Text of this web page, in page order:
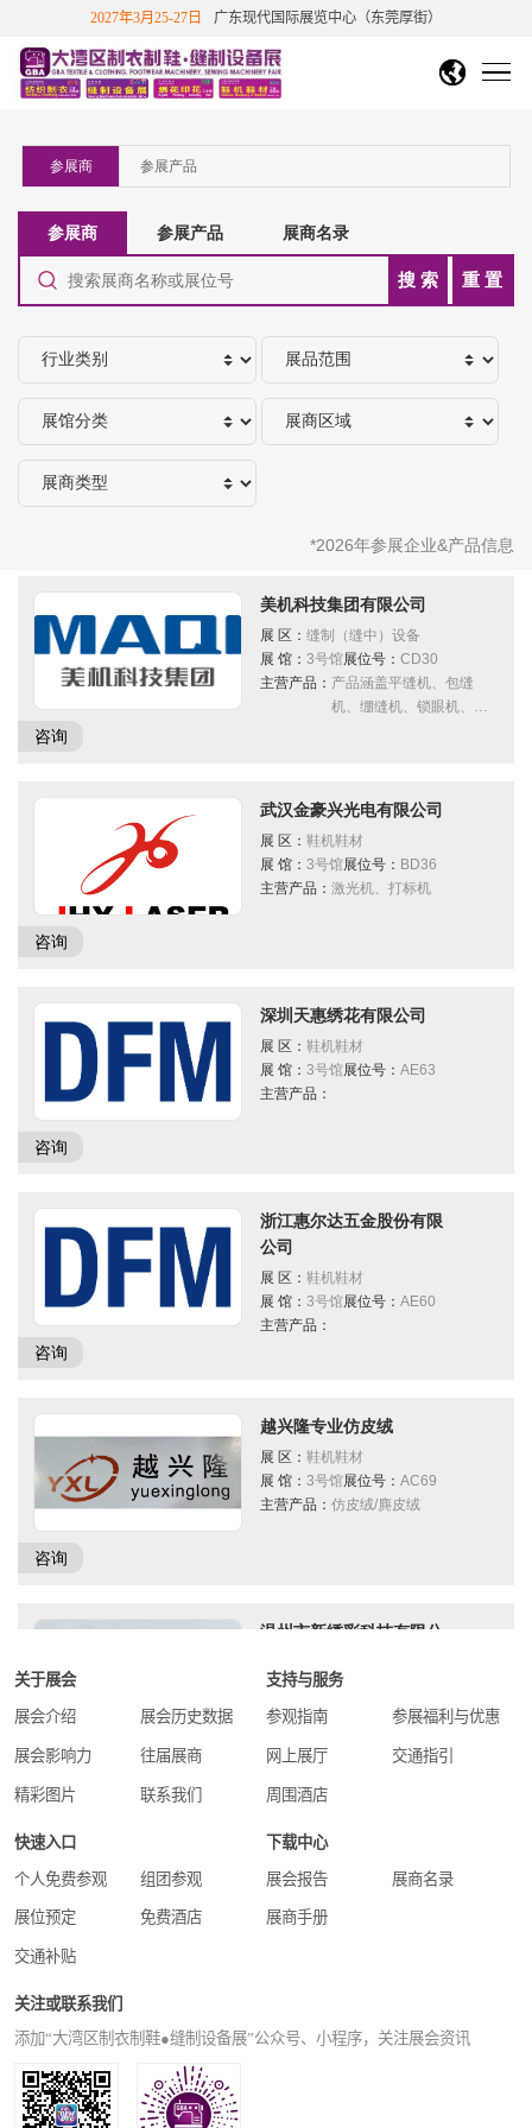
国站
下展
会
越南胡志明市纺织制衣展
2027年3月25-27日 广东现代国际展览中心（东莞厚街）
展会概况
关于展会
展会介绍 展览范围 展会历史数据
展会影响力 合作伙伴
展会回顾
展会视频 精彩图片 展会报告书
展商中心
展商信息
往届知名展商 展商/产品查询 新品技术
展位申请
参展福利&优惠 展位在线预定 展商登陆
展商服务
往届展会报告 2026参展商手册
观众中心
免费参观报名
交通指引
展商名录下载
新闻与活动
展会动态 媒体报道 行业动态
展会活动
联系我们
关于展会
展会介绍 展会历史数据
展会影响力 往届展商
精彩图片 联系我们
支持与服务
参观指南 参展福利与优惠
网上展厅 交通指引
周围酒店
快速入口
个人免费参观 组团参观
展位预定 免费酒店
交通补贴
下载中心
展会报告 展商名录
展商手册
关注或联系我们
添加“大湾区制衣制鞋●缝制设备展”公众号、小程序，关注展会资讯